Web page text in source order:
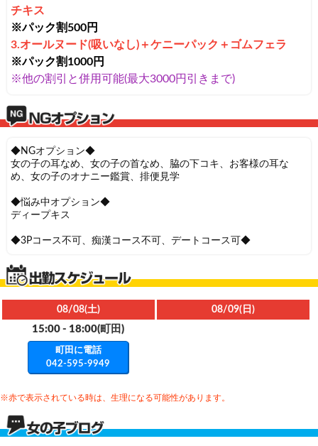
チキス
※パック割500円
3.オールヌード(吸いなし) ＋ケニーパック ＋ ゴムフェラ
※パック割1000円
※他の割引と併用可能(最大3000円引きまで)
◆NGオプション◆
女の子の耳なめ、女の子の首なめ、脇の下コキ、お客様の耳な
め、女の子のオナニー鑑賞、排便見学
◆悩み中オプション◆
ディープキス
◆3Pコース不可、痴漢コース不可、デートコース可◆
08/08(土) 08/09(日)
15:00 - 18:00(町田)
町田に電話
042-595-9949
※赤で表示されている時は、生理になる可能性があります。